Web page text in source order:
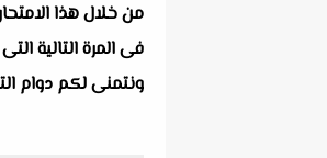
من خلال هذا
فى المرة التالية
ونتمنى لكم دوام